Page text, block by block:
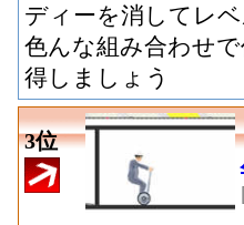
ディーを消してレ
色んな組み合わせ
得しましょう
3位